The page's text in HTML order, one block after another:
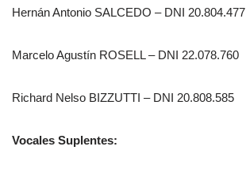
Hernán Antonio SALCEDO – DNI 20.804.477
Marcelo Agustín ROSELL – DNI 22.078.760
Richard Nelso BIZZUTTI – DNI 20.808.585
Vocales Suplentes: